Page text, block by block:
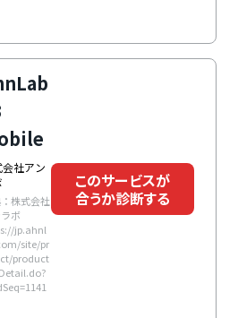
社アン
株式会社
ボ
jp.ahnl
site/pr
product
このサービスが
合うか診断する